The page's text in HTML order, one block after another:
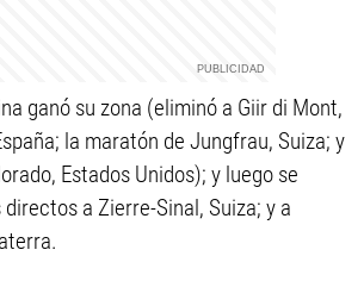
ganó su zona (eliminó a Giir di Mont,
la maratón de Jungfrau, Suiza; y
Estados Unidos); y luego se
a Zierre-Sinal, Suiza; y a